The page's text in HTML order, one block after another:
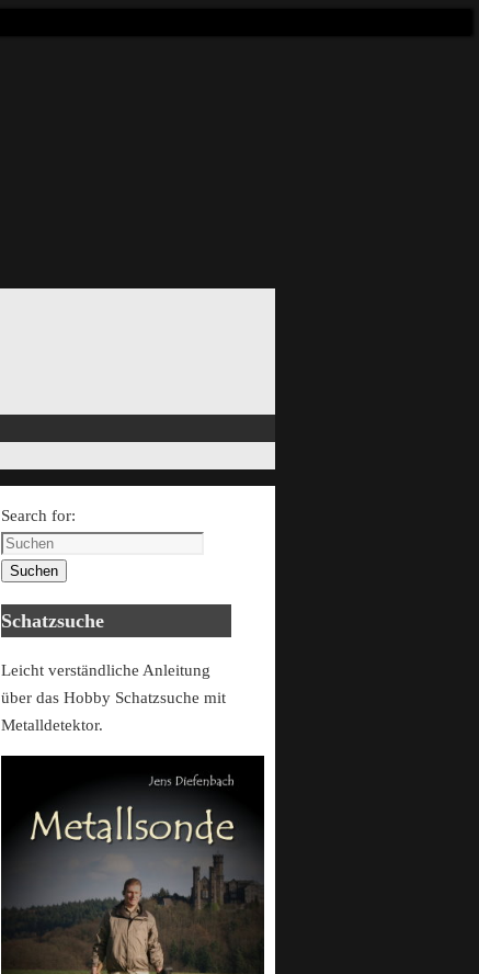
Search for:
Suchen
Schatzsuche
Leicht verständliche Anleitung
über das Hobby Schatzsuche mit
Metalldetektor.